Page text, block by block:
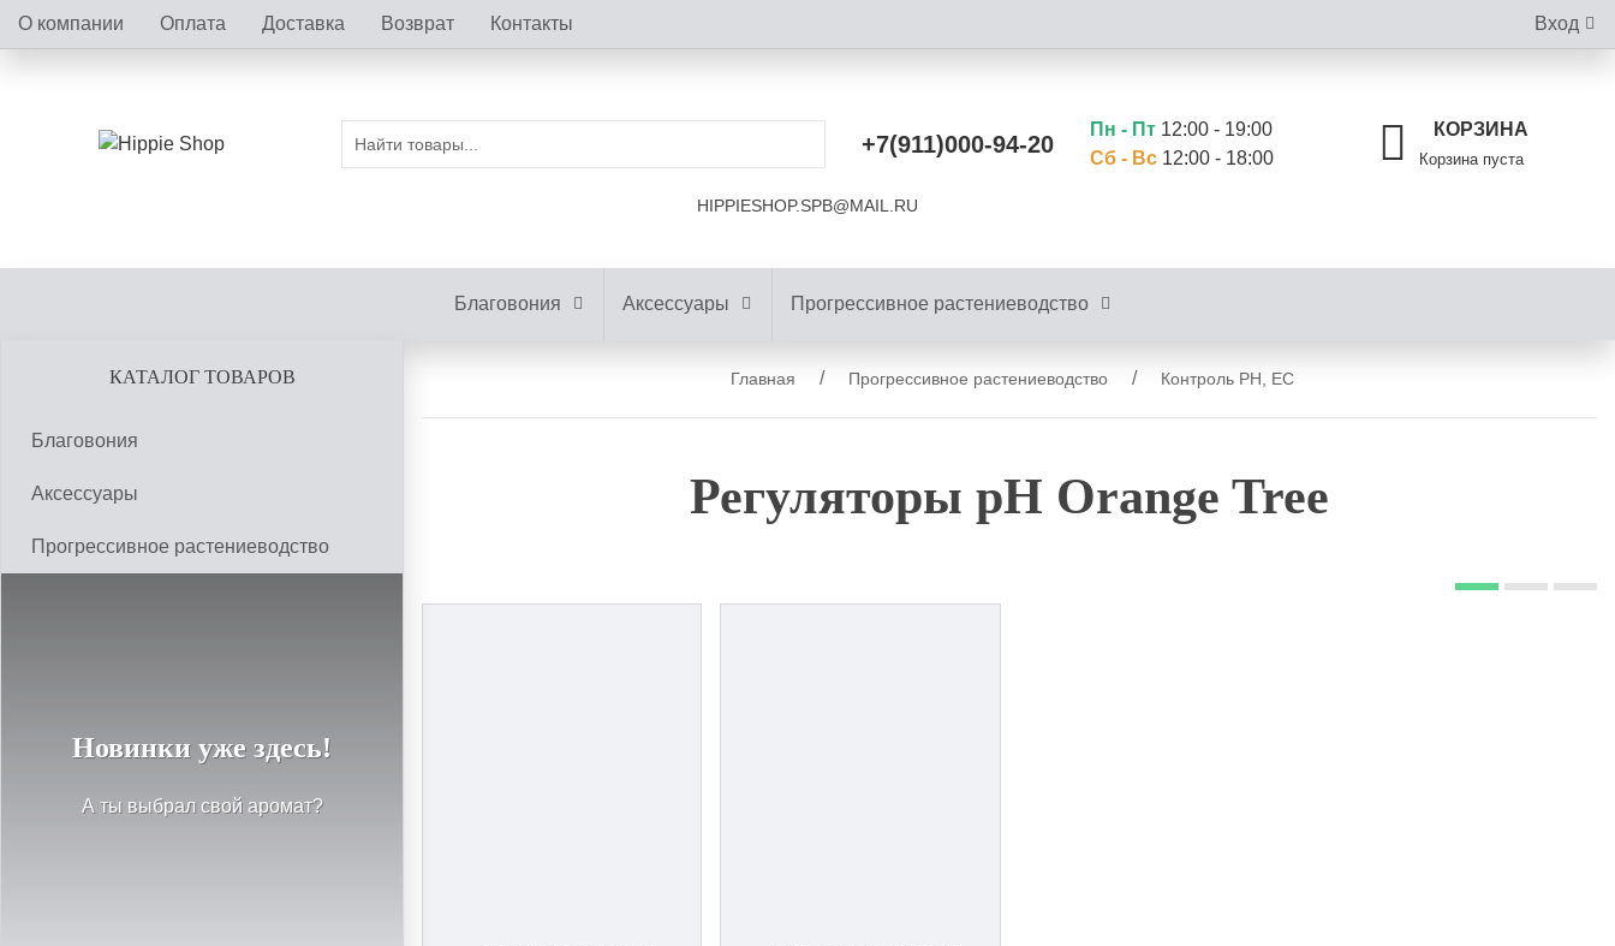
О компании Оплата Доставка Возврат Контакты Вход
+7(911)000-94-20
Пн - Пт 12:00 - 19:00
Сб - Вс 12:00 - 18:00
КОРЗИНА
Корзина пуста
HIPPIESHOP.SPB@MAIL.RU
Благовония Аксессуары Прогрессивное растениеводство
КАТАЛОГ ТОВАРОВ
Благовония
Аксессуары
Прогрессивное растениеводство
Новинки уже здесь!
А ты выбрал свой аромат?
Главная Прогрессивное растениеводство Контроль PH, EC
Регуляторы pH Orange Tree